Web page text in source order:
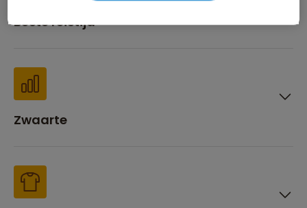
Beste reistijd
Zwaarte